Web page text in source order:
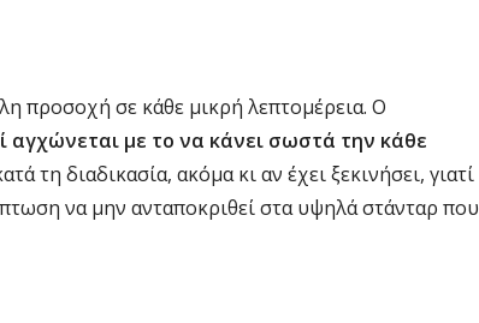
προσοχή σε κάθε μικρή λεπτομέρεια. Ο
αγχώνεται με το να κάνει σωστά την κάθε
τη διαδικασία, ακόμα κι αν έχει ξεκινήσει, γιατί
να μην ανταποκριθεί στα υψηλά στάνταρ που